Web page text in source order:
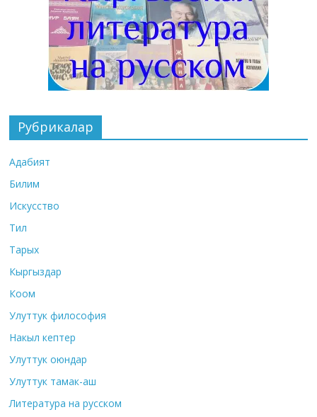
Рубрикалар
Адабият
Билим
Искусство
Тил
Тарых
Кыргыздар
Коом
Улуттук философия
Накыл кептер
Улуттук оюндар
Улуттук тамак-аш
Литература на русском